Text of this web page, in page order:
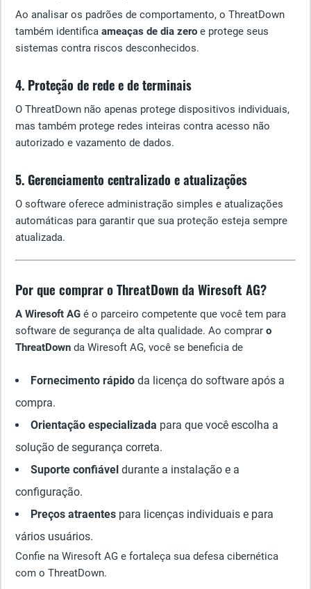
Ao analisar os padrões de comportamento, o ThreatDown
também identifica ameaças de dia zero e protege seus
sistemas contra riscos desconhecidos.
4. Proteção de rede e de terminais
O ThreatDown não apenas protege dispositivos individuais,
mas também protege redes inteiras contra acesso não
autorizado e vazamento de dados.
5. Gerenciamento centralizado e atualizações
O software oferece administração simples e atualizações
automáticas para garantir que sua proteção esteja sempre
atualizada.
Por que comprar o ThreatDown da Wiresoft AG?
A Wiresoft AG é o parceiro competente que você tem para
software de segurança de alta qualidade. Ao comprar o
ThreatDown da Wiresoft AG, você se beneficia de
Fornecimento rápido da licença do software após a
compra.
Orientação especializada para que você escolha a
solução de segurança correta.
Suporte confiável durante a instalação e a
configuração.
Preços atraentes para licenças individuais e para
vários usuários.
Confie na Wiresoft AG e fortaleça sua defesa cibernética
com o ThreatDown.